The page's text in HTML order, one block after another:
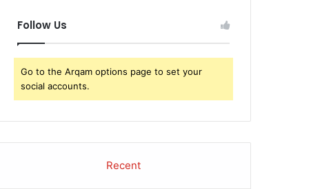
Follow Us
Go to the Arqam options page to set your
social accounts.
Recent